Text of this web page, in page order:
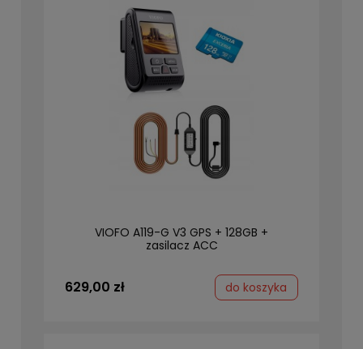
VIOFO A119-G V3 GPS + 128GB +
zasilacz ACC
629,00 zł do koszyka